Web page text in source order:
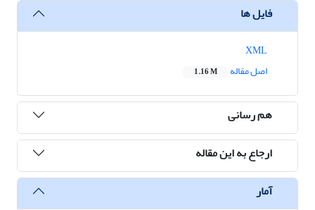
فایل ها
اصل مقاله
1.16 M
هم رسانی
ارجاع به این مقاله
آمار